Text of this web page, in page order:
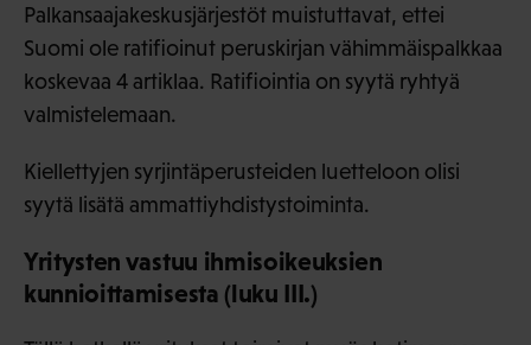
Palkansaajakeskusjärjestöt muistuttavat, ettei
Suomi ole ratifioinut peruskirjan vähimmäispalkkaa
koskevaa 4 artiklaa. Ratifiointia on syytä ryhtyä
valmistelemaan.
Kiellettyjen syrjintäperusteiden luetteloon olisi
syytä lisätä ammattiyhdistystoiminta.
Yritysten vastuu ihmisoikeuksien
kunnioittamisesta (luku III.)